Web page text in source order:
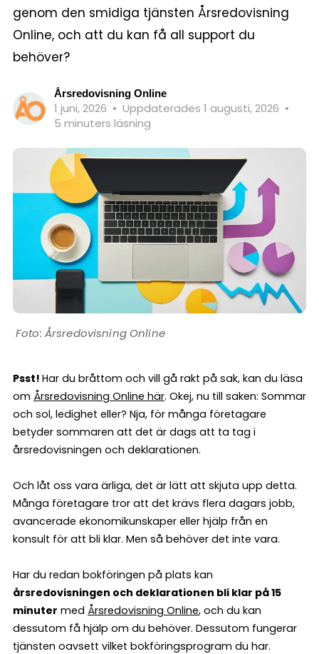
genom den smidiga tjänsten Årsredovisning
Online, och att du kan få all support du
behöver?
Årsredovisning Online
1 juni, 2026 • Uppdaterades 1 augusti, 2026 •
5 minuters läsning
Årsredovisning Online
Psst! Har du bråttom och vill gå rakt på sak, kan du läsa
om Årsredovisning Online här. Okej, nu till saken: Sommar
och sol, ledighet eller? Nja, för många företagare
betyder sommaren att det är dags att ta tag i
årsredovisningen och deklarationen.
Och låt oss vara ärliga, det är lätt att skjuta upp detta.
Många företagare tror att det krävs flera dagars jobb,
avancerade ekonomikunskaper eller hjälp från en
konsult för att bli klar. Men så behöver det inte vara.
Har du redan bokföringen på plats kan
årsredovisningen och deklarationen bli klar på 15
minuter med Årsredovisning Online, och du kan
dessutom få hjälp om du behöver. Dessutom fungerar
tjänsten oavsett vilket bokföringsprogram du har.